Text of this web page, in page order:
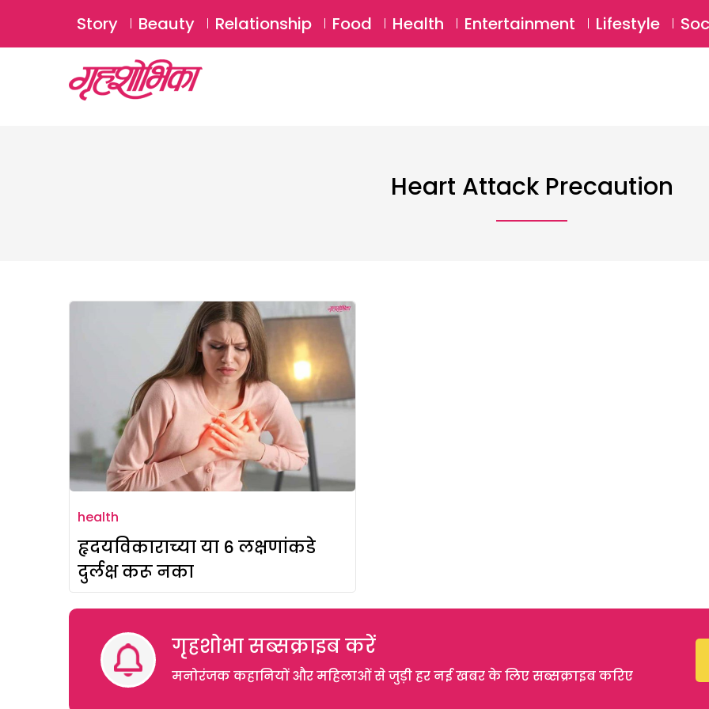
Story Beauty Relationship Food Health Entertainment Lifestyle
Heart Attack Precaution
health
हृदयविकाराच्या या 6 लक्षणांकडे
दुर्लक्ष करू नका
गृहशोभा सब्सक्राइब करें
मनोरंजक कहानियों और महिलाओं से जुड़ी हर नई खबर के लिए सब्सक्राइब करिए